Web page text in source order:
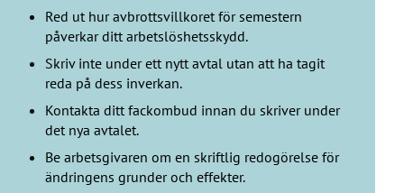
Red ut hur avbrottsvillkoret för semestern
påverkar ditt arbetslöshetsskydd.
Skriv inte under ett nytt avtal utan att ha tagit
reda på dess inverkan.
Kontakta ditt fackombud innan du skriver under
det nya avtalet.
Be arbetsgivaren om en skriftlig redogörelse för
ändringens grunder och effekter.